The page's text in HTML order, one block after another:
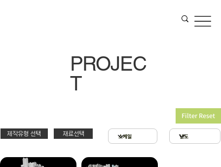
제작유형 선택 재료선택
Filter Reset
제작유형선택
PROJEC
T